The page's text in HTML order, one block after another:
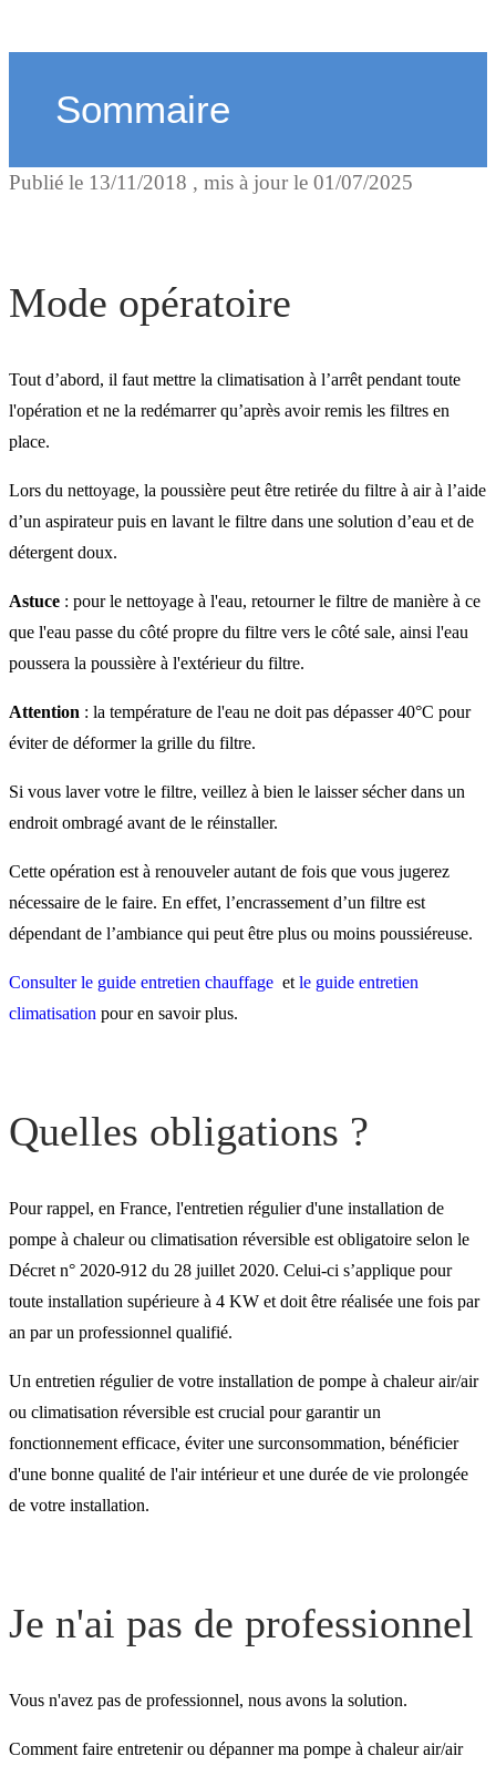
Sommaire
Mode opératoire
Quelles obligations ?
Je n'ai pas de
Publié le 13/11/2018 , mis à jour le 01/07/2025
Mode opératoire
Tout d’abord, il faut mettre la climatisation à l’arrêt pendant toute
l'opération et ne la redémarrer qu’après avoir remis les filtres en
place.
Lors du nettoyage, la poussière peut être retirée du filtre à air à l’aide
d’un aspirateur puis en lavant le filtre dans une solution d’eau et de
détergent doux.
Astuce : pour le nettoyage à l'eau, retourner le filtre de manière à ce
que l'eau passe du côté propre du filtre vers le côté sale, ainsi l'eau
poussera la poussière à l'extérieur du filtre.
Attention : la température de l'eau ne doit pas dépasser 40°C pour
éviter de déformer la grille du filtre.
Si vous laver votre le filtre, veillez à bien le laisser sécher dans un
endroit ombragé avant de le réinstaller.
Cette opération est à renouveler autant de fois que vous jugerez
nécessaire de le faire. En effet, l’encrassement d’un filtre est
dépendant de l’ambiance qui peut être plus ou moins poussiéreuse.
Consulter le guide entretien chauffage et le guide entretien
climatisation pour en savoir plus.
Quelles obligations ?
Pour rappel, en France, l'entretien régulier d'une installation de
pompe à chaleur ou climatisation réversible est obligatoire selon le
Décret n° 2020-912 du 28 juillet 2020. Celui-ci s’applique pour
toute installation supérieure à 4 KW et doit être réalisée une fois par
an par un professionnel qualifié.
Un entretien régulier de votre installation de pompe à chaleur air/air
ou climatisation réversible est crucial pour garantir un
fonctionnement efficace, éviter une surconsommation, bénéficier
d'une bonne qualité de l'air intérieur et une durée de vie prolongée
de votre installation.
Je n'ai pas de professionnel
Vous n'avez pas de professionnel, nous avons la solution.
Comment faire entretenir ou dépanner ma pompe à chaleur air/air